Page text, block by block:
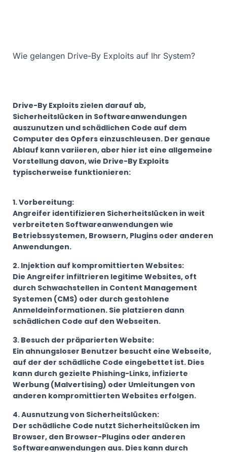
Wie gelangen Drive-By Exploits auf Ihr System?
Drive-By Exploits zielen darauf ab,
Sicherheitslücken in Softwareanwendungen
auszunutzen und schädlichen Code auf dem
Computer des Opfers einzuschleusen. Der genaue
Ablauf kann variieren, aber hier ist eine allgemeine
Vorstellung davon, wie Drive-By Exploits
typischerweise funktionieren:
1. Vorbereitung:
Angreifer identifizieren Sicherheitslücken in weit
verbreiteten Softwareanwendungen wie
Betriebssystemen, Browsern, Plugins oder anderen
Anwendungen.
2. Injektion auf kompromittierten Websites:
Die Angreifer infiltrieren legitime Websites, oft
durch Schwachstellen in Content Management
Systemen (CMS) oder durch gestohlene
Anmeldeinformationen. Sie platzieren dann
schädlichen Code auf den Webseiten.
3. Besuch der präparierten Website:
Ein ahnungsloser Benutzer besucht eine Webseite,
auf der der schädliche Code eingebettet ist. Dies
kann durch gezielte Phishing-Links, infizierte
Werbung (Malvertising) oder Umleitungen von
anderen kompromittierten Websites erfolgen.
4. Ausnutzung von Sicherheitslücken:
Der schädliche Code nutzt Sicherheitslücken im
Browser, den Browser-Plugins oder anderen
Softwareanwendungen aus. Dies kann durch